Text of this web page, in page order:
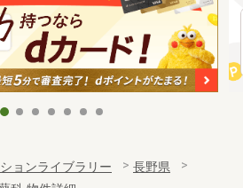
ョンライブラリー
長野県